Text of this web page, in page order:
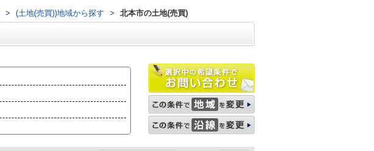
> (土地(売買))地域から探す > 北本市の土地(売買)